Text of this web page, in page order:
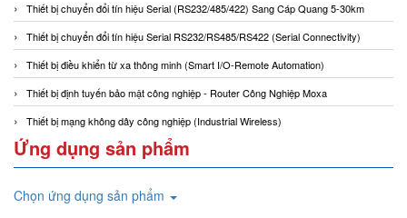
Thiết bị chuyển đổi tín hiệu Serial (RS232/485/422) Sang Cáp Quang 5-30km
Thiết bị chuyển đổi tín hiệu Serial RS232/RS485/RS422 (Serial Connectivity)
Thiết bị điều khiển từ xa thông minh (Smart I/O-Remote Automation)
Thiết bị định tuyến bảo mật công nghiệp - Router Công Nghiệp Moxa
Thiết bị mạng không dây công nghiệp (Industrial Wireless)
Ứng dụng sản phẩm
Chọn ứng dụng sản phẩm